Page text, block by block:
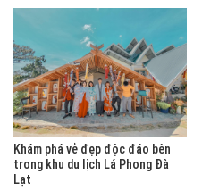
Khám phá vẻ đẹp độc đáo bên
trong khu du lịch Lá Phong Đà
Lạt